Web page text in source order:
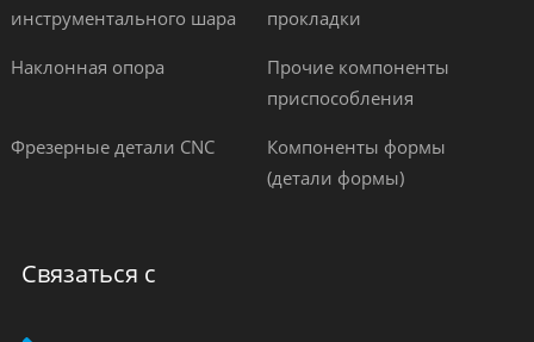
инструментального шара
прокладки
Наклонная опора
Прочие компоненты
приспособления
Фрезерные детали CNC
Компоненты формы
(детали формы)
Связаться с